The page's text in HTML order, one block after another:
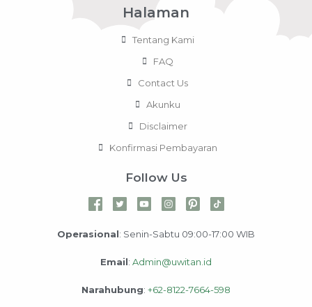
Halaman
Tentang Kami
FAQ
Contact Us
Akunku
Disclaimer
Konfirmasi Pembayaran
Follow Us
Operasional: Senin-Sabtu 09:00-17:00 WIB
Email: Admin@uwitan.id
Narahubung: +62-8122-7664-598